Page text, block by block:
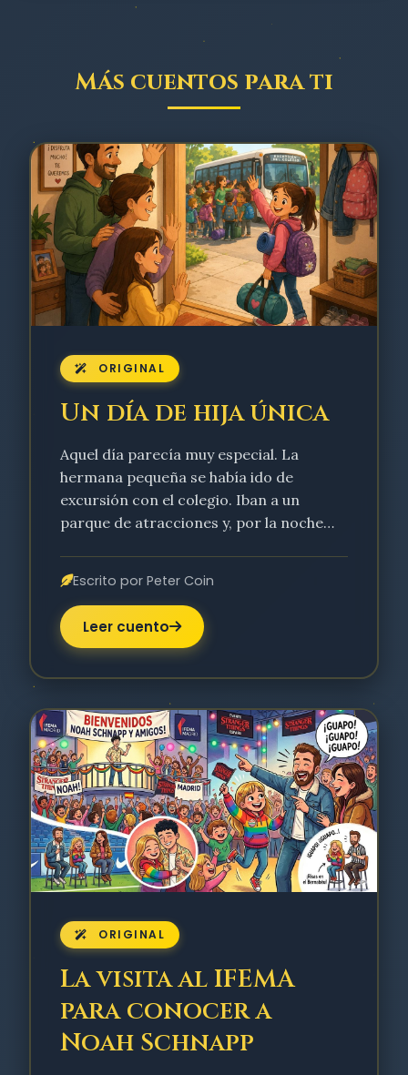
Más cuentos para ti
ORIGINAL
Un día de hija única
Aquel día parecía muy especial. La
hermana pequeña se había ido de
excursión con el colegio. Iban a un
parque de atracciones y, por la noche…
Escrito por Peter Coin
Leer cuento
ORIGINAL
La visita al IFEMA
para conocer a
Noah Schnapp